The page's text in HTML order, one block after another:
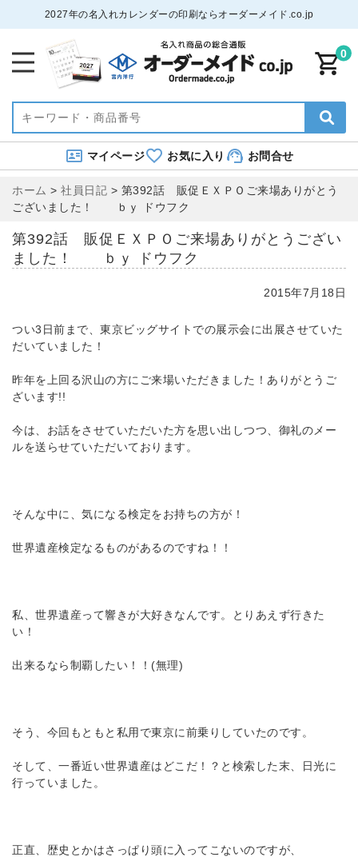
2027年の名入れカレンダーの印刷ならオーダーメイド.co.jp
0
マイページ お気に入り お問合せ
ホーム > 社員日記 > 第392話 販促ＥＸＰＯご来場ありがとう
ございました！ ｂｙ ドウフク
第392話 販促ＥＸＰＯご来場ありがとうござい
ました！ ｂｙ ドウフク
2015年7月18日
つい3日前まで、東京ビッグサイトでの展示会に出展させていた
だいていました！
昨年を上回る沢山の方にご来場いただきました！ありがとうご
ざいます!!
今は、お話をさせていただいた方を思い出しつつ、御礼のメー
ルを送らせていただいております。
そんな中に、気になる検定をお持ちの方が！
世界遺産検定なるものがあるのですね！！
私、世界遺産って響きが大好きなんです。とりあえず行きた
い！
出来るなら制覇したい！！(無理)
そう、今回もともと私用で東京に前乗りしていたのです。
そして、一番近い世界遺産はどこだ！？と検索した末、日光に
行っていました。
正直、歴史とかはさっぱり頭に入ってこないのですが、